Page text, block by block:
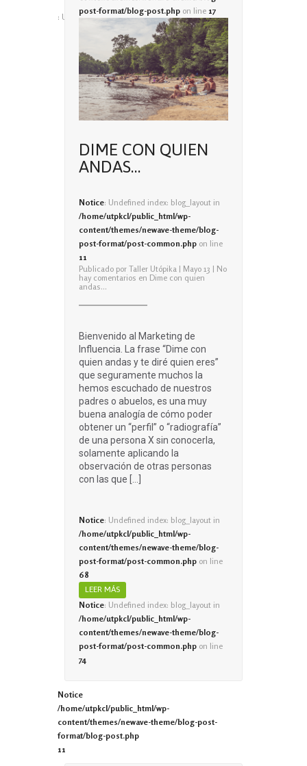
post-format/blog-post.php on line 17
DIME CON QUIEN
ANDAS…
Notice: Undefined index: blog_layout in
/home/utpkcl/public_html/wp-
content/themes/newave-theme/blog-
post-format/post-common.php on line
11
Publicado por Taller Utópika | Mayo 13 | No
hay comentarios en Dime con quien
andas…
Bienvenido al Marketing de
Influencia. La frase “Dime con
quien andas y te diré quien eres”
que seguramente muchos la
hemos escuchado de nuestros
padres o abuelos, es una muy
buena analogía de cómo poder
obtener un “perfil” o “radiografía”
de una persona X sin conocerla,
solamente aplicando la
observación de otras personas
con las que […]
Notice: Undefined index: blog_layout in
/home/utpkcl/public_html/wp-
content/themes/newave-theme/blog-
post-format/post-common.php on line
68
LEER MÁS
Notice: Undefined index: blog_layout in
/home/utpkcl/public_html/wp-
content/themes/newave-theme/blog-
post-format/post-common.php on line
74
Notice
/home/utpkcl/public_html/wp-
content/themes/newave-theme/blog-post-
format/blog-post.php
11
: Undefined index: blog_layout inon line